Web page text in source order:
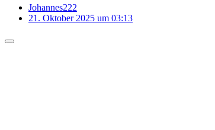
Johannes222
21. Oktober 2025 um 03:13